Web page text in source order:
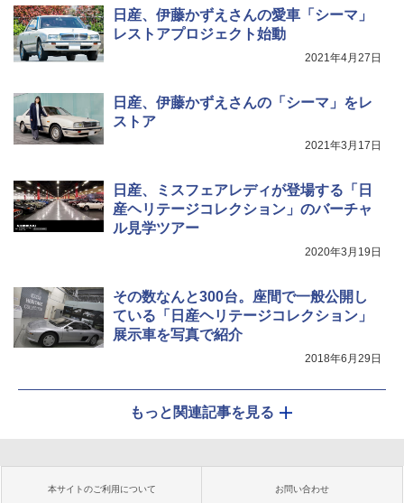
日産、伊藤かずえさんの愛車「シーマ」
レストアプロジェクト始動
2021年4月27日
日産、伊藤かずえさんの「シーマ」をレ
ストア
2021年3月17日
日産、ミスフェアレディが登場する「日
産ヘリテージコレクション」のバーチャ
ル見学ツアー
2020年3月19日
その数なんと300台。座間で一般公開し
ている「日産ヘリテージコレクション」
展示車を写真で紹介
2018年6月29日
もっと関連記事を見る
本サイトのご利用について お問い合わせ